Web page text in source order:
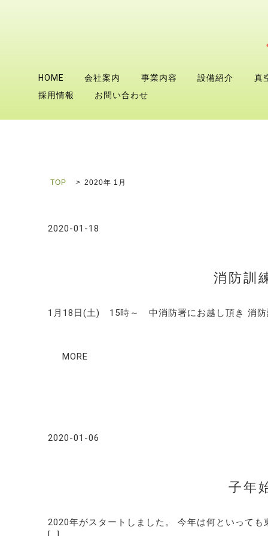
HOME 会社案内 事業内容 設備紹介
真
採用情報
お問い合わせ
TOP 2020年 1月
2020-01-18
消防訓
1月18日(土) 15時～ 中消防署にお越し頂き 消防
MORE
2020-01-06
子年
2020年がスタートしました。 今年は何といって